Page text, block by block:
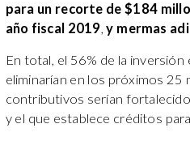
para un recorte de $184
año fiscal 2019,y mermas
En total, el 56% de la
eliminarían en los próximos 25
contributivos serían
y el que establece créditos